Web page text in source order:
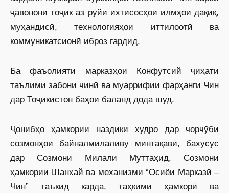
ҷавонони тоҷик аз рӯйи ихтисосҳои илмҳои дақиқ,
муҳандисӣ, технологияҳои иттилоотӣ ва
коммуникатсионӣ иброз гардид.
Ба фаъолияти марказҳои Конфутсий ҷиҳати
таълими забони чинӣ ва муаррифии фарҳанги Чин
дар Тоҷикистон баҳои баланд дода шуд.
Ҷонибҳо ҳамкории наздики худро дар чорчӯби
созмонҳои байналмилаливу минтақавӣ, бахусус
дар Созмони Милали Муттаҳид, Созмони
ҳамкории Шанхай ва механизми “Осиёи Марказӣ –
Чин” таъкид карда, таҳкими ҳамкорӣ ва